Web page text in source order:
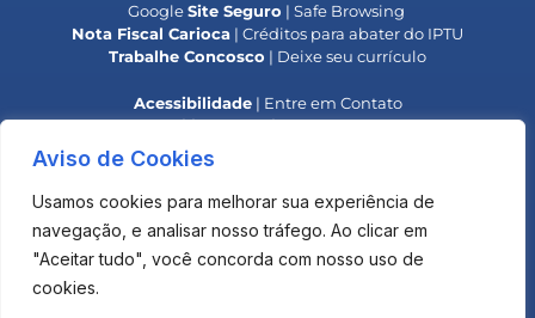
Aviso de Cookies
Usamos cookies para melhorar sua experiência de
navegação, e analisar nosso tráfego. Ao clicar em
"Aceitar tudo", você concorda com nosso uso de
cookies.
GoogleSite Seguro | Safe Browsing
Nota Fiscal Carioca | Créditos para abater do IPTU
Trabalhe Concosco | Deixe seu currículo
Acessibilidade| Entre em Contato
Responsabilidade Social| Colaboradores IPB
**
Alerta OAB
**Alerta INPI
O uso deste site não estabelece uma relação advogado-
cliente com o Escritório.
Os materiais são elaborados para fins de informação e
debate, não devendo ser considerado uma opinião legal